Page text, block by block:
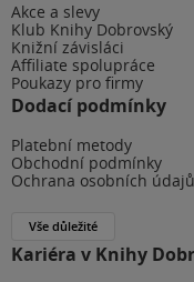
Akce a slevy
Klub Knihy Dobrovský
Knižní závisláci
Affiliate spolupráce
Poukazy pro firmy
Dodací podmínky
Platební metody
Obchodní podmínky
Ochrana osobních údajů
Vše důležité
Kariéra v Knihy